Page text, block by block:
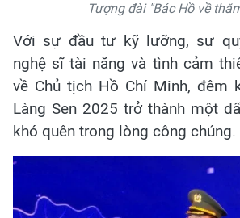
Tượng đài "Bác Hồ về
Với sự đầu tư kỹ lưỡng, sự
nghệ sĩ tài năng và tình cảm
về Chủ tịch Hồ Chí Minh, đêm
Làng Sen 2025 trở thành một
khó quên trong lòng công chúng.